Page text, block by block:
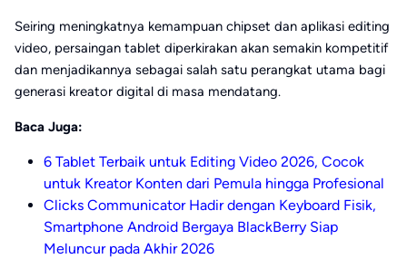
Seiring meningkatnya kemampuan chipset dan aplikasi editing
video, persaingan tablet diperkirakan akan semakin kompetitif
dan menjadikannya sebagai salah satu perangkat utama bagi
generasi kreator digital di masa mendatang.
Baca Juga:
6 Tablet Terbaik untuk Editing Video 2026, Cocok
untuk Kreator Konten dari Pemula hingga Profesional
Clicks Communicator Hadir dengan Keyboard Fisik,
Smartphone Android Bergaya BlackBerry Siap
Meluncur pada Akhir 2026